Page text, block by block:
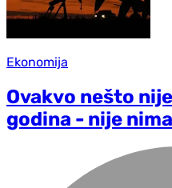
Ekonomija
Ovakvo nešto
godina - nije